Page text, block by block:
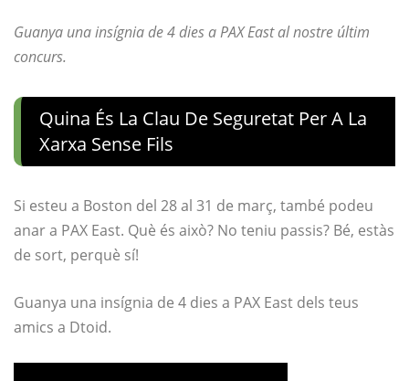
Guanya una insígnia de 4 dies a PAX East al nostre últim
concurs.
Quina És La Clau De Seguretat Per A La
Xarxa Sense Fils
Si esteu a Boston del 28 al 31 de març, també podeu
anar a PAX East. Què és això? No teniu passis? Bé, estàs
de sort, perquè sí!
Guanya una insígnia de 4 dies a PAX East dels teus
amics a Dtoid.